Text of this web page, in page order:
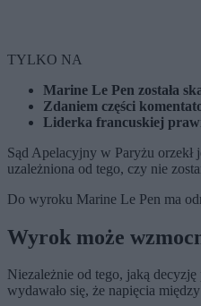
TYLKO NA
Marine Le Pen została
Zdaniem części
Liderka francuskiej
Sąd Apelacyjny w Paryżu
uzależniona od tego, czy nie
Do wyroku Marine Le Pen ma
Wyrok może
Niezależnie od tego, jaką
wydawało się, że napięcia